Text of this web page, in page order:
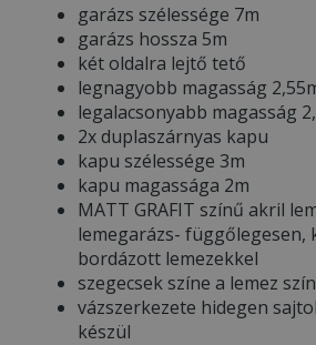
garázs szélessége 7m
garázs hossza 5m
két oldalra lejtő tető
legnagyobb magasság
legalacsonyabb magasság
2x duplaszárnyas kapu
kapu szélessége 3m
kapu magassága 2m
MATT GRAFIT színű akril
lemegarázs- függőlegesen,
bordázott lemezekkel
szegecsek színe a lemez
vázszerkezete hidegen
készül